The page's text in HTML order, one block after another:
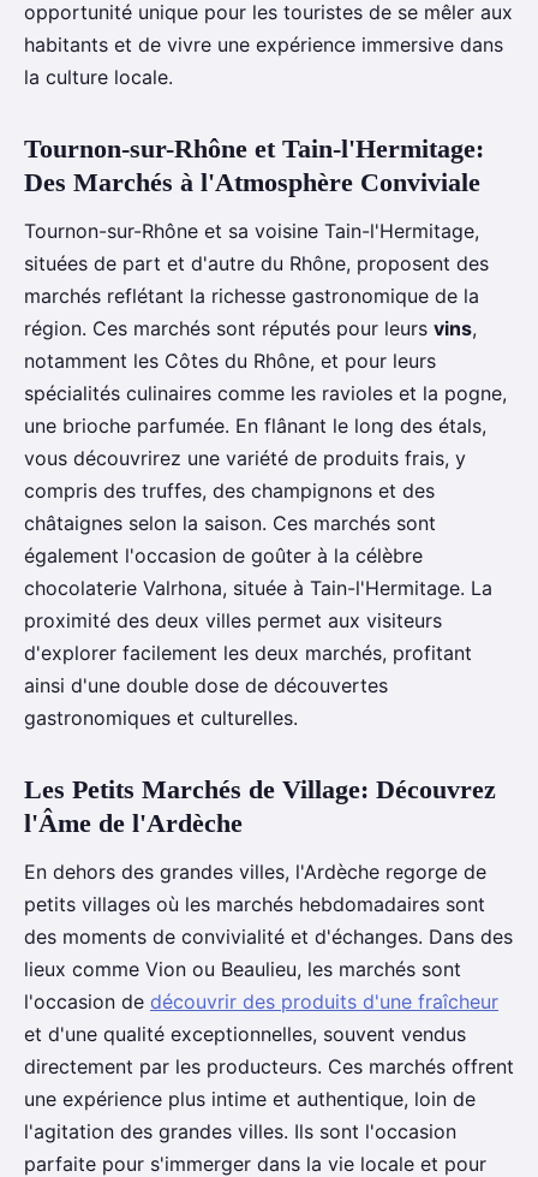
opportunité unique pour les touristes de se mêler aux
habitants et de vivre une expérience immersive dans
la culture locale.
Tournon-sur-Rhône et Tain-l'Hermitage:
Des Marchés à l'Atmosphère Conviviale
Tournon-sur-Rhône et sa voisine Tain-l'Hermitage,
situées de part et d'autre du Rhône, proposent des
marchés reflétant la richesse gastronomique de la
région. Ces marchés sont réputés pour leurs vins,
notamment les Côtes du Rhône, et pour leurs
spécialités culinaires comme les ravioles et la pogne,
une brioche parfumée. En flânant le long des étals,
vous découvrirez une variété de produits frais, y
compris des truffes, des champignons et des
châtaignes selon la saison. Ces marchés sont
également l'occasion de goûter à la célèbre
chocolaterie Valrhona, située à Tain-l'Hermitage. La
proximité des deux villes permet aux visiteurs
d'explorer facilement les deux marchés, profitant
ainsi d'une double dose de découvertes
gastronomiques et culturelles.
Les Petits Marchés de Village: Découvrez
l'Âme de l'Ardèche
En dehors des grandes villes, l'Ardèche regorge de
petits villages où les marchés hebdomadaires sont
des moments de convivialité et d'échanges. Dans des
lieux comme Vion ou Beaulieu, les marchés sont
l'occasion de découvrir des produits d'une fraîcheur
et d'une qualité exceptionnelles, souvent vendus
directement par les producteurs. Ces marchés offrent
une expérience plus intime et authentique, loin de
l'agitation des grandes villes. Ils sont l'occasion
parfaite pour s'immerger dans la vie locale et pour